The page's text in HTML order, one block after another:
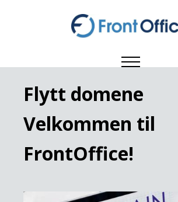
Flytt domene
Velkommen til
FrontOffice!